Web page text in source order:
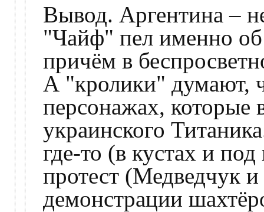
Вывод. Аргентина –
"Чайф" пел именно
причём в
А "кролики" думают,
персонажах, которые
украинского
где-то (в кустах и
протест (Медведчук
демонстрации